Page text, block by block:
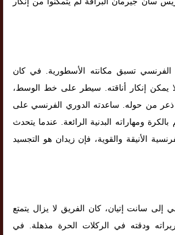
الفرنسي تسبق مكانته الأسطورية. في كان
لا يمكن إنكار أناقته. سيطر على خط الوسط،
من حوله. ساعدته الدوري الفرنسي على
ومهاراته البدنية الرائعة. عندما يتحدث
الأنيقة والقوية، فإن زيدان هو التجسيد
إلى سانت إتيان، كان الفريق لا يزال يتمتع
ودقته في الركلات الحرة مذهلة. في